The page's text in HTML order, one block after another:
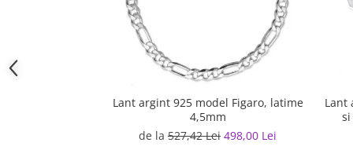
Lant argint 925 model Figaro, latime
4,5mm
de la 527,42 Lei 498,00 Lei
Lant
si